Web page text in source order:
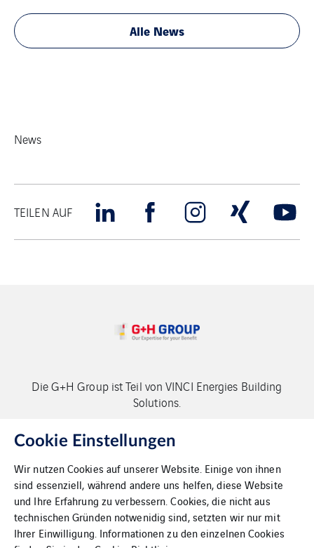
Alle News
News
TEILEN AUF
Die G+H Group ist Teil von VINCI Energies Building
Solutions.
Copyright G+H Group
Cookie Einstellungen
Wir nutzen Cookies auf unserer Website. Einige von ihnen
sind essenziell, während andere uns helfen, diese Website
und Ihre Erfahrung zu verbessern. Cookies, die nicht aus
technischen Gründen notwenidig sind, setzten wir nur mit
Ihrer Einwilligung. Informationen zu den einzelnen Cookies